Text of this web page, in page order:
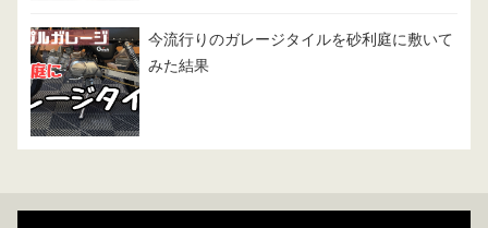
今流行りのガレージタイルを砂利庭に敷いて
みた結果